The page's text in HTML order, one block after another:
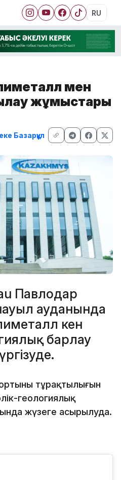
RU
мен
жұмыстары
Базарқұл
Павлодар
ауданында
кен
барлау
тұрақтылығын
геологиялық
жүзеге асырылуда.